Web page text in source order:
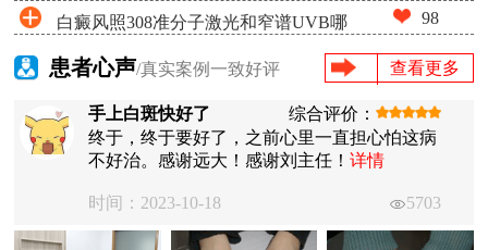
白癜风照308准分子激光和窄谱UVB哪
个更好
98
患者心声/真实案例一致好评 查看更多
手上白斑快好了
综合评价：
终于，终于要好了，之前心里一直担心怕这病
不好治。感谢远大！感谢刘主任！详情
时间：2023-10-18 5703